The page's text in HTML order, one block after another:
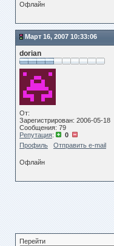
Офлайн
Март 16, 2007 10:33:06
dorian
От:
Зарегистрирован: 2006-05-18
Сообщения: 79
Репутация:
0
Профиль
Отправить e-mail
Офлайн
Перейти